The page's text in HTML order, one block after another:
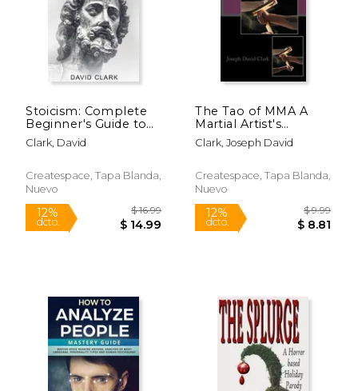
12%
dcto.
15%
dcto.
Stoicism: Complete
Beginner's Guide to
The Stoic Way of Life
(en Inglés)
Clark, David
Createspace, Tapa Blanda,
Nuevo
The Tao of MMA A
Martial Artist's
Philosophy on Life
(en Inglés)
Clark, Joseph David
Createspace, Tapa Blanda,
Nuevo